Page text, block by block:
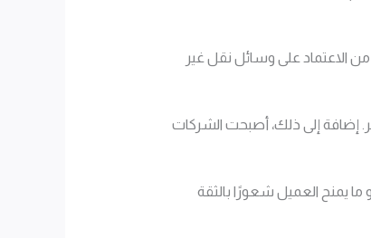
الاعتماد على وسائل نقل غير
الليلية أو رحلات الفجر. إضافة إلى ذلك، أصبحت الشركات
يمنح العميل شعورًا بالثقة